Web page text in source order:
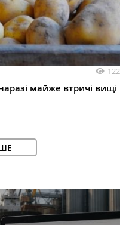
122
майже втричі вищі